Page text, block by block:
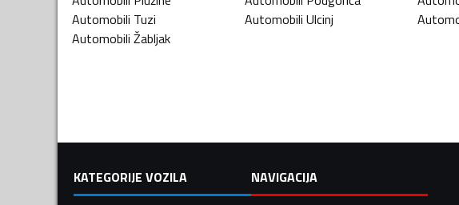
Automobili Tuzi Automobili Ulcinj
Automobili Žabljak
KATEGORIJE VOZILA
NAVIGACIJA